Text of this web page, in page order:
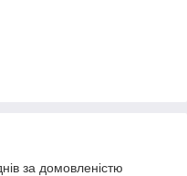
за домовленістю